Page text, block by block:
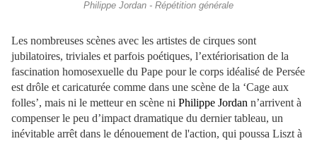
Philippe Jordan - Répétition générale
Les nombreuses scènes avec les artistes de cirques sont
jubilatoires, triviales et parfois poétiques, l’extériorisation de la
fascination homosexuelle du Pape pour le corps idéalisé de Persée
est drôle et caricaturée comme dans une scène de la ‘Cage aux
folles’, mais ni le metteur en scène ni Philippe Jordan n’arrivent à
compenser le peu d’impact dramatique du dernier tableau, un
inévitable arrêt dans le dénouement de l'action, qui poussa Liszt à